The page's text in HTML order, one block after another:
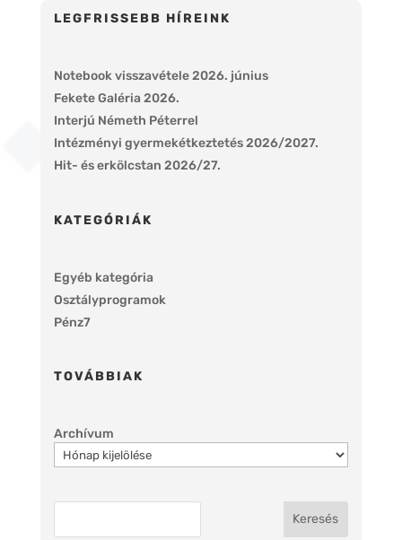
LEGFRISSEBB HÍREINK
Notebook visszavétele 2026. június
Fekete Galéria 2026.
Interjú Németh Péterrel
Intézményi gyermekétkeztetés 2026/2027.
Hit- és erkölcstan 2026/27.
KATEGÓRIÁK
Egyéb kategória
Osztályprogramok
Pénz7
TOVÁBBIAK
Archívum
Keresés